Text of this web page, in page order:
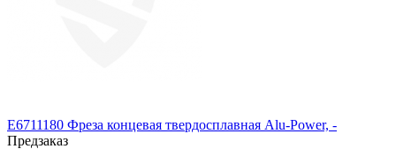
E6711180 Фреза концевая твердосплавная Alu-Power, -
Предзаказ